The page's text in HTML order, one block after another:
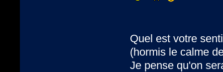
Quel est votre
(hormis le calme
Je pense qu'on